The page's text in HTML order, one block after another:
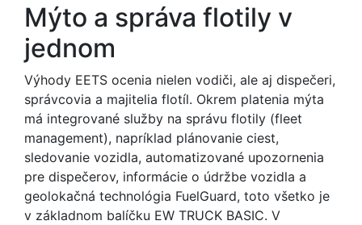
Mýto a správa flotily v
jednom
Výhody EETS ocenia nielen vodiči, ale aj dispečeri,
správcovia a majitelia flotíl. Okrem platenia mýta
má integrované služby na správu flotily (fleet
management), napríklad plánovanie ciest,
sledovanie vozidla, automatizované upozornenia
pre dispečerov, informácie o údržbe vozidla a
geolokačná technológia FuelGuard, toto všetko je
v základnom balíčku EW TRUCK BASIC. V